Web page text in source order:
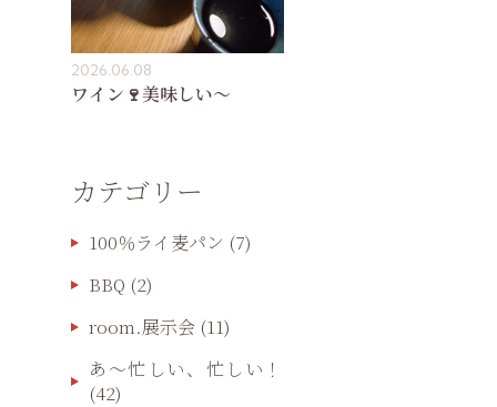
2026.06.08
ワイン🍷美味しい〜
カテゴリー
100％ライ麦パン (7)
BBQ (2)
room.展示会 (11)
あ〜忙しい、忙しい！
(42)